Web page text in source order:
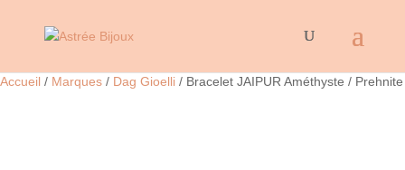
Accueil / Marques / Dag Gioelli / Bracelet JAIPUR Améthyste / Prehnite